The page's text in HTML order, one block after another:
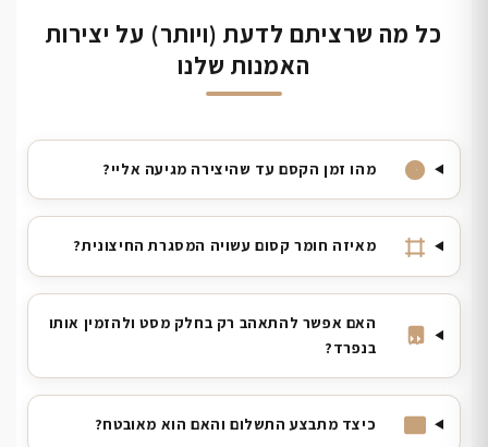
כל מה שרציתם לדעת (ויותר) על יצירות
האמנות שלנו
מהו זמן הקסם עד שהיצירה מגיעה אליי?
מאיזה חומר קסום עשויה המסגרת החיצונית?
האם אפשר להתאהב רק בחלק מסט ולהזמין אותו
בנפרד?
כיצד מתבצע התשלום והאם הוא מאובטח?